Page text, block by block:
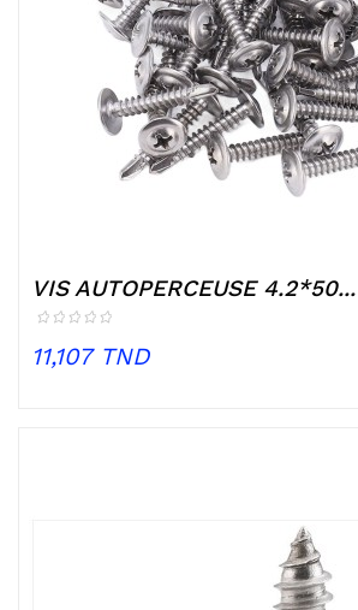
VIS AUTOPERCEUSE 4.2*50...
Prix
11,107 TND